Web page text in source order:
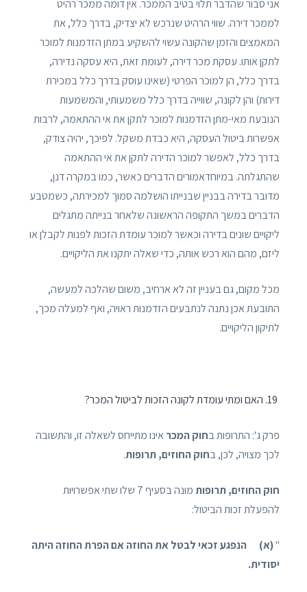
אני סבור שהדבר תלוי בטיב הממכר. אין דומה ממכר רהיט
לממכר דירה. שווי הרהיט שנרכש לא יצדיק, בדרך כלל, את
המאמצים והזמן שהקונה עשוי להשקיע במתן הזדמנות למוכר
לתקן אותו. עסקת מכר דירה, לעומת זאת, היא עסקה נדירה,
בדרך כלל, הן למוכר הפרטי (שאינו עוסק בדרך כלל במכירת
דירות) והן לקונה, שווייה בדרך כלל משמעותי, והמשמעות
הנובעת מאי-מתן הזדמנות למוכר לתקן את אי ההתאמה, לרבות
אפשרות ביטול העסקה, היא כבדת משקל. לפיכך, יהיה צודק,
בדרך כלל, לאפשר למוכר הדירה לתקן את אי ההתאמה
שהתגלתה. במיוחדאמורים הדברים כאשר, כמו במקרה דנן,
מדובר בדירה בבניין שבנייתו הושלמה סמוך למכירתה, כשמטבע
הדברים במשך התקופה הראשונה שלאחר בנייתה מתגלים
ליקויים שונים בדירה וכאשר למוכר עומדת הזכות לפנות לקבלן או
ליזם, מהם הוא רכש אותה, כדי שאלה יתקנו את הליקויים.
מכל מקום, גם בעניין זה לא ארחיב, משום שהלכה למעשה,
התובעת אכן נתנה לנתבעים הזדמנות ראויה, ואף למעלה מכך,
לתיקון הליקויים.
האם ומתי עומדת לקונה הזכות לביטול המכר?
פרק ג': התרופות בחוק המכר אינו מתייחס לשאלה זו, והתשובה
לכך מצויה, לכן, בחוק החוזים, תרופות.
חוק החוזים, תרופות
מונה בסעיף 7 שלו שתי אפשרויות
להפעלת זכות הביטול:
"(א) הנפגע זכאי לבטל את החוזה אם הפרת החוזה היתה
יסודית.